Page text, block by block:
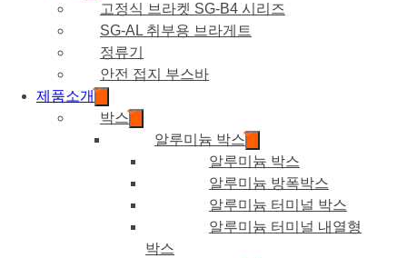
고정식 브라켓 SG-B4 시리즈
SG-AL 취부용 브라게트
정류기
안전 접지 부스바
제품소개
박스
알루미늄 박스
알루미늄 박스
알루미늄 방폭박스
알루미늄 터미널 박스
알루미늄 터미널 내열형
박스